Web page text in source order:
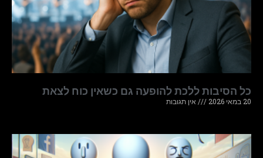
כל הסיבות ללכת להופעה גם כשאין כוח לצאת
20 במאי 2026 אין תגובות